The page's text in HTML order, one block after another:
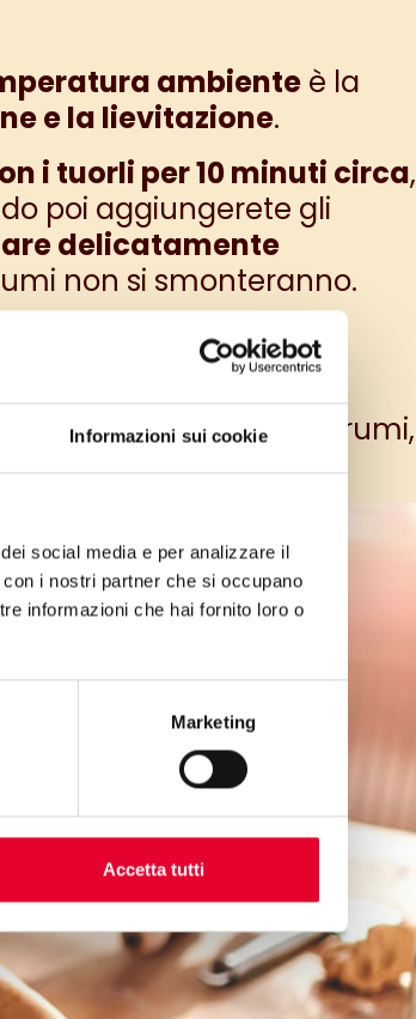
Informazioni sui cookie
social media e per analizzare il
i nostri partner che si occupano
informazioni che hai fornito loro o
Marketing
Accetta tutti
ambienteè la
e la lievitazione.
i tuorli per 10 minuti circa,
poi aggiungerete gli
delicatamente
non si smonteranno.
lievito, il consiglio è di
eviterà che si creino grumi,